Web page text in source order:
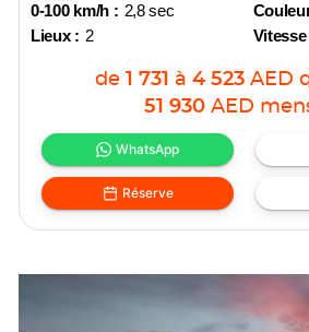
0-100 km/h : 2,8 sec
Lieux : 2
de 1 731 à 4 523 AED
51 930 AED
WhatsApp
Réserve